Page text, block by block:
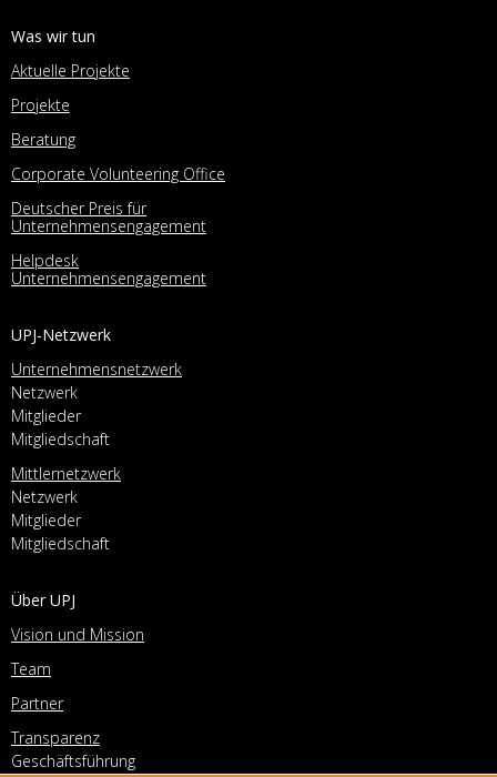
Was wir tun
Aktuelle Projekte
Projekte
Beratung
Corporate Volunteering Office
Deutscher Preis für
Unternehmensengagement
Helpdesk
Unternehmensengagement
UPJ-Netzwerk
Unternehmensnetzwerk
Netzwerk
Mitglieder
Mitgliedschaft
Mittlernetzwerk
Netzwerk
Mitglieder
Mitgliedschaft
Über UPJ
Vision und Mission
Team
Partner
Transparenz
Geschäftsführung